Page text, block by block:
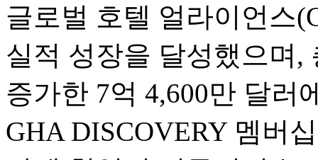
글로벌 호텔 얼라이언스
실적 성장을 달성했으며,
증가한 7억 4,600만 달러
GHA DISCOVERY 멤버